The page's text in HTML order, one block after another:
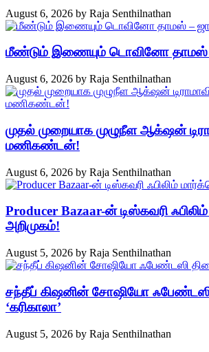
August 6, 2026 by Raja Senthilnathan
மீண்டும் இணையும் டொவினோ தாமஸ்
August 6, 2026 by Raja Senthilnathan
முதல் முறையாக முழுநீள ஆக்‌ஷன்
மணிகண்டன்!
August 6, 2026 by Raja Senthilnathan
Producer Bazaar-ன் டிஸ்கவரி
அறிமுகம்!
August 5, 2026 by Raja Senthilnathan
சந்தீப் கிஷனின் சோஷியோ ஃபேண்டஸி
‘கரிகாலா’
August 5, 2026 by Raja Senthilnathan